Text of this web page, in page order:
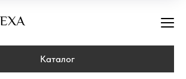
Каталог